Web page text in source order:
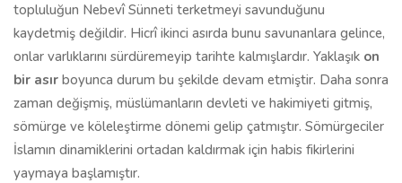
topluluğun Nebevî Sünneti terketmeyi savunduğunu
kaydetmiş değildir. Hicrî ikinci asırda bunu savunanlara gelince,
onlar varlıklarını sürdüremeyip tarihte kalmışlardır. Yaklaşık on
bir asır boyunca durum bu şekilde devam etmiştir. Daha sonra
zaman değişmiş, müslümanların devleti ve hakimiyeti gitmiş,
sömürge ve köleleştirme dönemi gelip çatmıştır. Sömürgeciler
İslamın dinamiklerini ortadan kaldırmak için habis fikirlerini
yaymaya başlamıştır.